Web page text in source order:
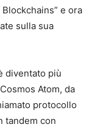
e ora
sulla sua
diventato più
Atom, da
protocollo
tandem con